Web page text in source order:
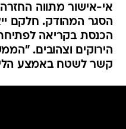
אי-אישור מתווה
הסגר המהודק. חלקם
הכנסת בקריאה לפתיחת
הירוקים וצהובים.
קשר לשטח באמצע